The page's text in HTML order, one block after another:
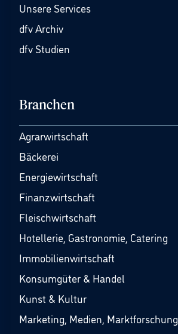
Unsere Services
dfv Archiv
dfv Studien
Branchen
Agrarwirtschaft
Bäckerei
Energiewirtschaft
Finanzwirtschaft
Fleischwirtschaft
Hotellerie, Gastronomie, Catering
Immobilienwirtschaft
Konsumgüter & Handel
Kunst & Kultur
Marketing, Medien, Marktforschung